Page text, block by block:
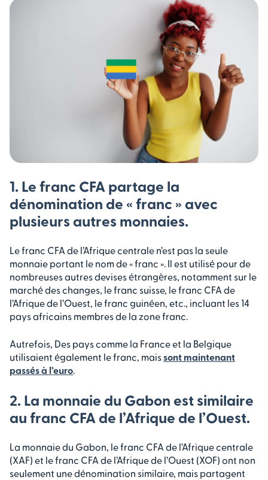
1. Le franc CFA partage la
dénomination de « franc » avec
plusieurs autres monnaies.
Le franc CFA de l’Afrique centrale n’est pas la seule
monnaie portant le nom de « franc ». Il est utilisé pour de
nombreuses autres devises étrangères, notamment sur le
marché des changes, le franc suisse, le franc CFA de
l’Afrique de l’Ouest, le franc guinéen, etc., incluant les 14
pays africains membres de la zone franc.
Autrefois, Des pays comme la France et la Belgique
utilisaient également le franc, maissont maintenant
passés à l’euro.
2. La monnaie du Gabon est similaire
au franc CFA de l’Afrique de l’Ouest.
La monnaie du Gabon, le franc CFA de l’Afrique centrale
(XAF) et le franc CFA de l’Afrique de l’Ouest (XOF) ont non
seulement une dénomination similaire, mais partagent